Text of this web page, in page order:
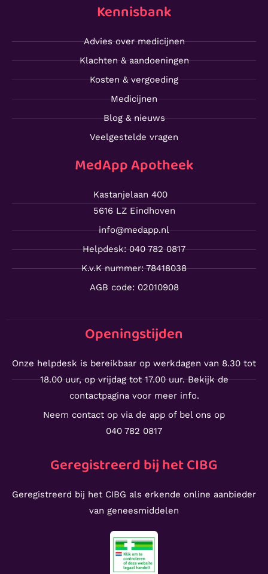
Kennisbank
Advies over medicijnen
Klachten & aandoeningen
Kosten & vergoeding
Medicijnen
Blog & nieuws
Veelgestelde vragen
MedApp Apotheek
Kastanjelaan 400
5616 LZ Eindhoven
info@medapp.nl
Helpdesk: 040 782 0817
K.v.K nummer: 78418038
AGB code: 02010908
Openingstijden
Onze helpdesk is bereikbaar op werkdagen van 8.30 tot
18.00 uur, op vrijdag tot 17.00 uur. Bekijk de
contactpagina voor meer info.
Neem contact op via de app of bel ons op
040 782 0817
Geregistreerd bij het CIBG
Geregistreerd bij het CIBG als erkende online aanbieder
van geneesmiddelen